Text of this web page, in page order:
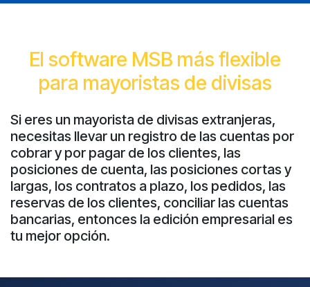
El software MSB más flexible
para mayoristas de divisas
Si eres un mayorista de divisas extranjeras,
necesitas llevar un registro de las cuentas por
cobrar y por pagar de los clientes, las
posiciones de cuenta, las posiciones cortas y
largas, los contratos a plazo, los pedidos, las
reservas de los clientes, conciliar las cuentas
bancarias, entonces la edición empresarial es
tu mejor opción.